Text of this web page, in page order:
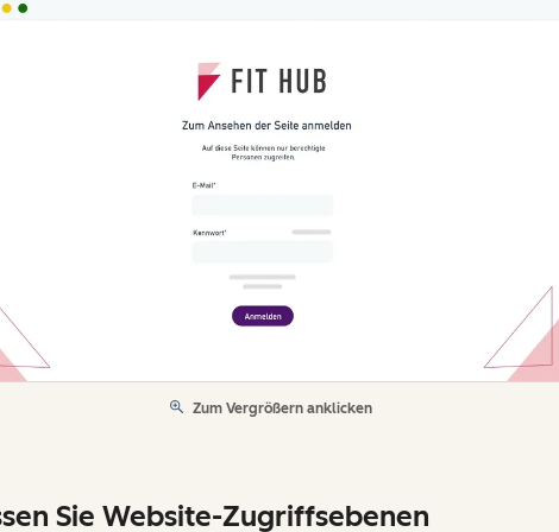
Zum Vergrößern anklicken
Sie Website-Zugriffsebenen